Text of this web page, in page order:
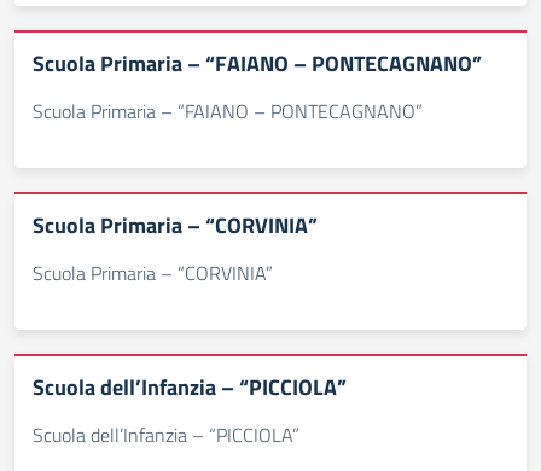
Scuola Primaria – “FAIANO – PONTECAGNANO”
Scuola Primaria – “FAIANO – PONTECAGNANO”
Scuola Primaria – “CORVINIA”
Scuola Primaria – “CORVINIA”
Scuola dell’Infanzia – “PICCIOLA”
Scuola dell’Infanzia – “PICCIOLA”